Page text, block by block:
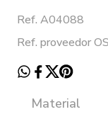
Ref. A04088
Ref. proveedor
Material